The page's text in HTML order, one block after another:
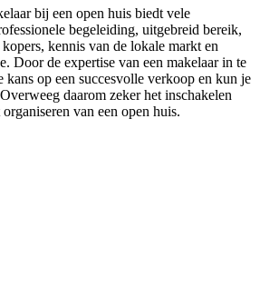
bij een open huis biedt vele
begeleiding, uitgebreid bereik,
kennis van de lokale markt en
Door de expertise van een makelaar in te
kans op een succesvolle verkoop en kun je
daarom zeker het inschakelen
van een open huis.